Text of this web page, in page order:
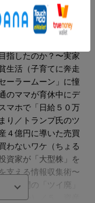
テクニック、
、
す。
）
指したのか？〜実家
生活（子育てに奔走
ーラームーン」に憧
ママが育休中にデ
マホで「日給５０万
り／トランプ氏のツ
億円に導いた売買
わないワケ（ちょる
資家が「大型株」を
える情報収集術〜
３時間の「ツイ廃」
く ほか）／５ 資産